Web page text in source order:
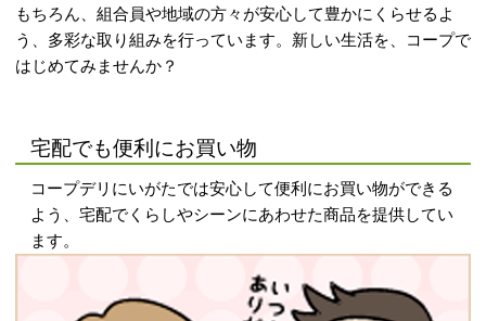
もちろん、組合員や地域の方々が安心して豊かにくらせるよ
う、多彩な取り組みを行っています。新しい生活を、コープで
はじめてみませんか？
宅配でも便利にお買い物
コープデリにいがたでは安心して便利にお買い物ができる
よう、宅配でくらしやシーンにあわせた商品を提供してい
ます。